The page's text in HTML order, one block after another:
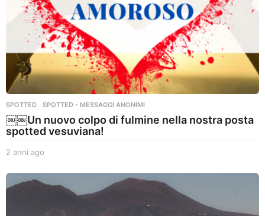
SPOTTED ,SPOTTED - MESSAGGI ANONIMI
￼￼Un nuovo colpo di fulmine nella nostra posta
spotted vesuviana!
2 anni ago
n
n